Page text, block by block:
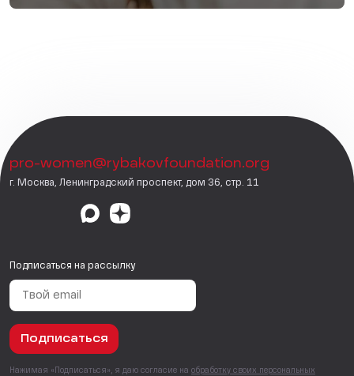
pro-women@rybakovfoundation.org
г. Москва, Ленинградский проспект, дом 36, стр. 11
Подписаться на рассылку
Подписаться
Нажимая «Подписаться», я даю согласие на обработку своих персональных